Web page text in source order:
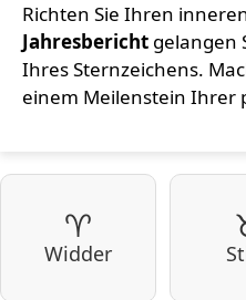
Richten Sie Ihren
Jahresbericht gelangen
Ihres Sternzeichens.
einem Meilenstein Ihrer
♈
Widder